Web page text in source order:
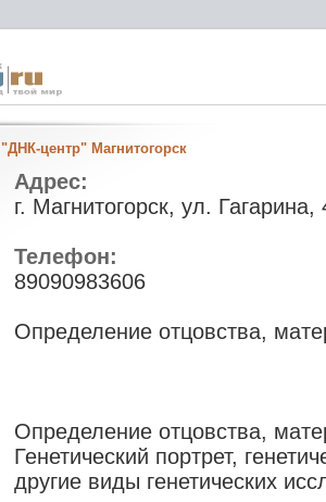
"ДНК-центр" Магнитогорск
Адрес:
г. Магнитогорск, ул. Гагарина,
Телефон:
89090983606
Определение отцовства,
Определение отцовства,
Генетический портрет,
другие виды генетических